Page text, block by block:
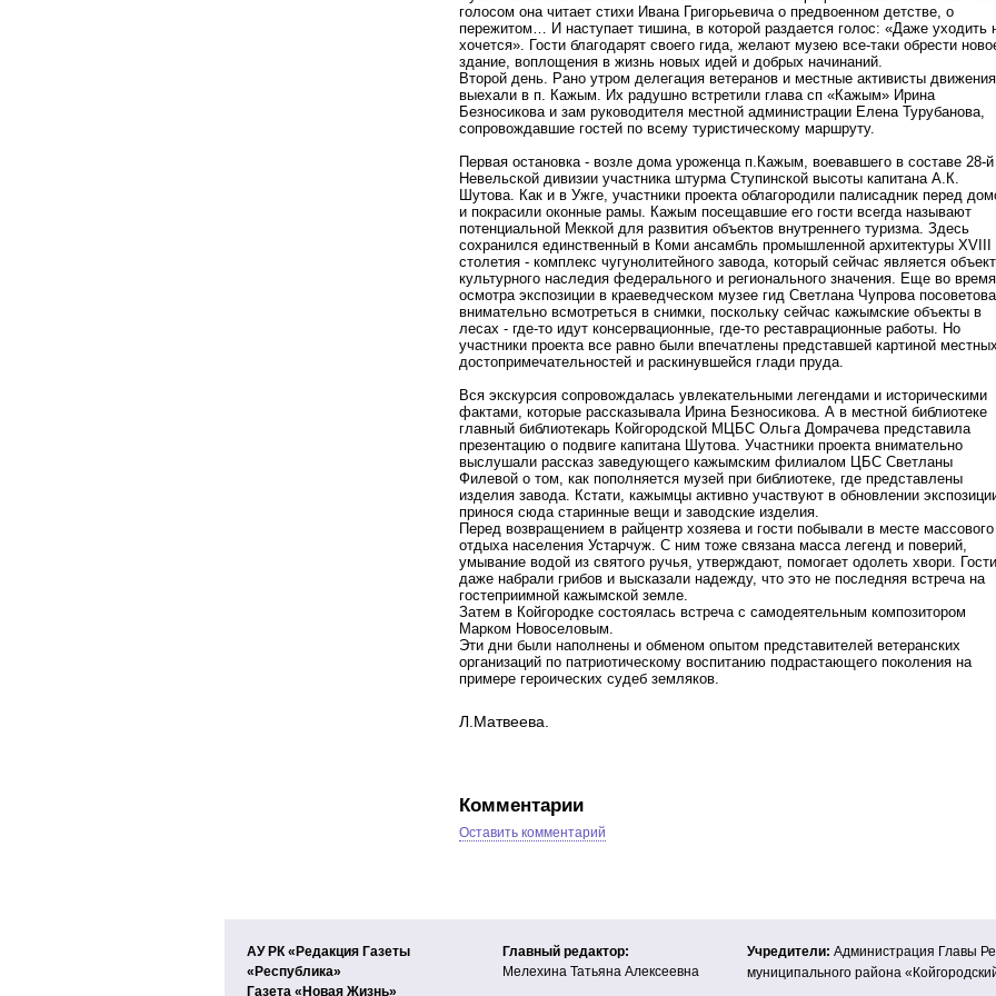
голосом она читает стихи Ивана Григорьевича о предвоенном детстве, о
пережитом… И наступает тишина, в которой раздается голос: «Даже уходить
хочется». Гости благодарят своего гида, желают музею все-таки обрести
здание, воплощения в жизнь новых идей и добрых начинаний.
Второй день. Рано утром делегация ветеранов и местные активисты движения
выехали в п. Кажым. Их радушно встретили глава сп «Кажым» Ирина
Безносикова и зам руководителя местной администрации Елена Турубанова,
сопровождавшие гостей по всему туристическому маршруту.
Первая остановка - возле дома уроженца п.Кажым, воевавшего в составе 28-й
Невельской дивизии участника штурма Ступинской высоты капитана А.К.
Шутова. Как и в Ужге, участники проекта облагородили палисадник перед
и покрасили оконные рамы. Кажым посещавшие его гости всегда называют
потенциальной Меккой для развития объектов внутреннего туризма. Здесь
сохранился единственный в Коми ансамбль промышленной архитектуры XVIII
столетия - комплекс чугунолитейного завода, который сейчас является
культурного наследия федерального и регионального значения. Еще во время
осмотра экспозиции в краеведческом музее гид Светлана Чупрова
внимательно всмотреться в снимки, поскольку сейчас кажымские объекты в
лесах - где-то идут консервационные, где-то реставрационные работы. Но
участники проекта все равно были впечатлены представшей картиной
достопримечательностей и раскинувшейся глади пруда.
Вся экскурсия сопровождалась увлекательными легендами и историческими
фактами, которые рассказывала Ирина Безносикова. А в местной библиотеке
главный библиотекарь Койгородской МЦБС Ольга Домрачева представила
презентацию о подвиге капитана Шутова. Участники проекта внимательно
выслушали рассказ заведующего кажымским филиалом ЦБС Светланы
Филевой о том, как пополняется музей при библиотеке, где представлены
изделия завода. Кстати, кажымцы активно участвуют в обновлении
принося сюда старинные вещи и заводские изделия.
Перед возвращением в райцентр хозяева и гости побывали в месте массового
отдыха населения Устарчуж. С ним тоже связана масса легенд и поверий,
умывание водой из святого ручья, утверждают, помогает одолеть хвори. Гости
даже набрали грибов и высказали надежду, что это не последняя встреча на
гостеприимной кажымской земле.
Затем в Койгородке состоялась встреча с самодеятельным композитором
Марком Новоселовым.
Эти дни были наполнены и обменом опытом представителей ветеранских
организаций по патриотическому воспитанию подрастающего поколения на
примере героических судеб земляков.
Л.Матвеева.
Комментарии
Оставить комментарий
АУ РК «Редакция Газеты
«Республика»
Газета «Новая Жизнь»
Главный редактор:
Мелехина Татьяна Алексеевна
Учредители: Администрация Главы
муниципального района